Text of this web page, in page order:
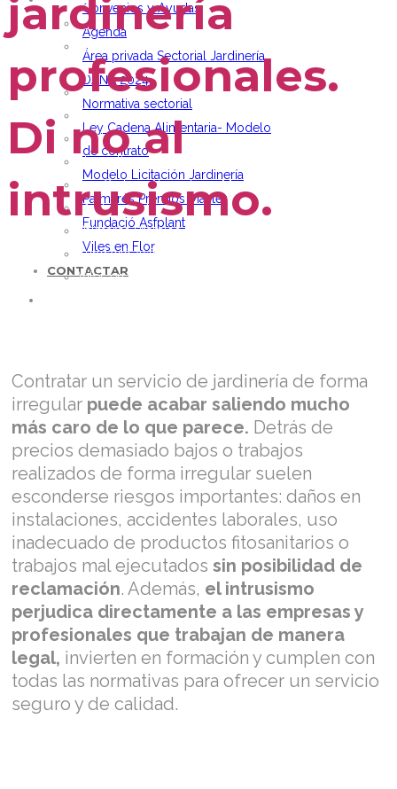
Convenios y Ayudas
Agenda
Área privada Sectorial Jardinería
DANA 2024
Normativa sectorial
Ley Cadena Alimentaria- Modelo
de contrato
Modelo Licitación Jardinería
Palmarés Premios Master
Fundació Asfplant
Viles en Flor
CONTACTAR
Noticias
Vídeos
Convenios y Ayudas
Agenda
DANA 2024
Normativa sectorial
Ley Cadena Alimentaria- Modelo de contrato
Modelo Licitación Jardinería
Palmarés Premios Master
Fundació Asfplant
Viles en Flor
jardinería
profesionales.
Di no al
intrusismo.
Contratar un servicio de jardinería de forma
irregular puede acabar saliendo mucho
más caro de lo que parece. Detrás de
precios demasiado bajos o trabajos
realizados de forma irregular suelen
esconderse riesgos importantes: daños en
instalaciones, accidentes laborales, uso
inadecuado de productos fitosanitarios o
trabajos mal ejecutados sin posibilidad de
reclamación. Además, el intrusismo
perjudica directamente a las empresas y
profesionales que trabajan de manera
legal, invierten en formación y cumplen con
todas las normativas para ofrecer un servicio
seguro y de calidad.